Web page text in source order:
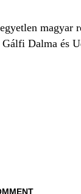
magyar
Dalma és